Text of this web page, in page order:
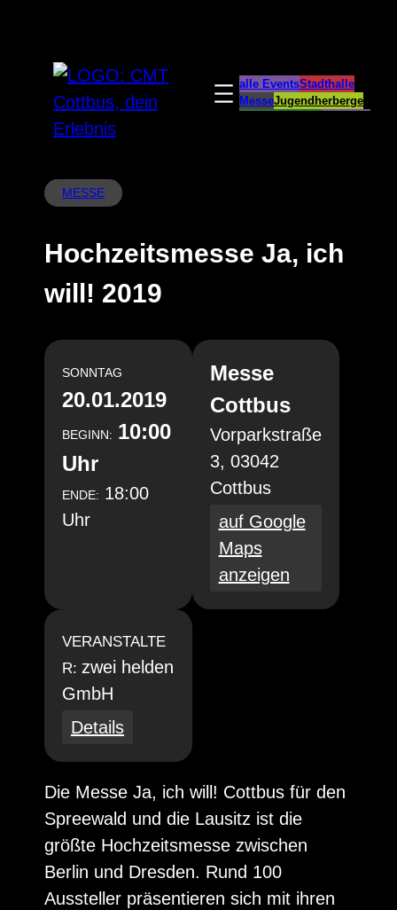
springen
alle EventsStadthalle
MesseJugendherberge
MESSE
Hochzeitsmesse Ja, ich
will! 2019
SONNTAG
20.01.2019
BEGINN: 10:00
Uhr
ENDE: 18:00
Uhr
Messe
Cottbus
Vorparkstraße
3, 03042
Cottbus
auf Google
Maps
anzeigen
VERANSTALTE
R: zwei helden
GmbH
Details
Die Messe Ja, ich will! Cottbus für den
Spreewald und die Lausitz ist die
größte Hochzeitsmesse zwischen
Berlin und Dresden. Rund 100
Aussteller präsentieren sich mit ihren